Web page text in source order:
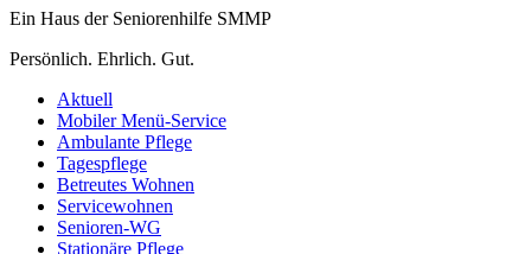
Ein Haus der Seniorenhilfe SMMP
Persönlich. Ehrlich. Gut.
Aktuell
Mobiler Menü-Service
Ambulante Pflege
Tagespflege
Betreutes Wohnen
Servicewohnen
Senioren-WG
Stationäre Pflege